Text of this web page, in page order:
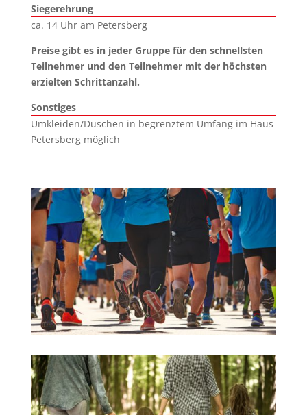
Siegerehrung
ca. 14 Uhr am Petersberg
Preise gibt es in jeder Gruppe für den schnellsten
Teilnehmer und den Teilnehmer mit der höchsten
erzielten Schrittanzahl.
Sonstiges
Umkleiden/Duschen in begrenztem Umfang im Haus
Petersberg möglich